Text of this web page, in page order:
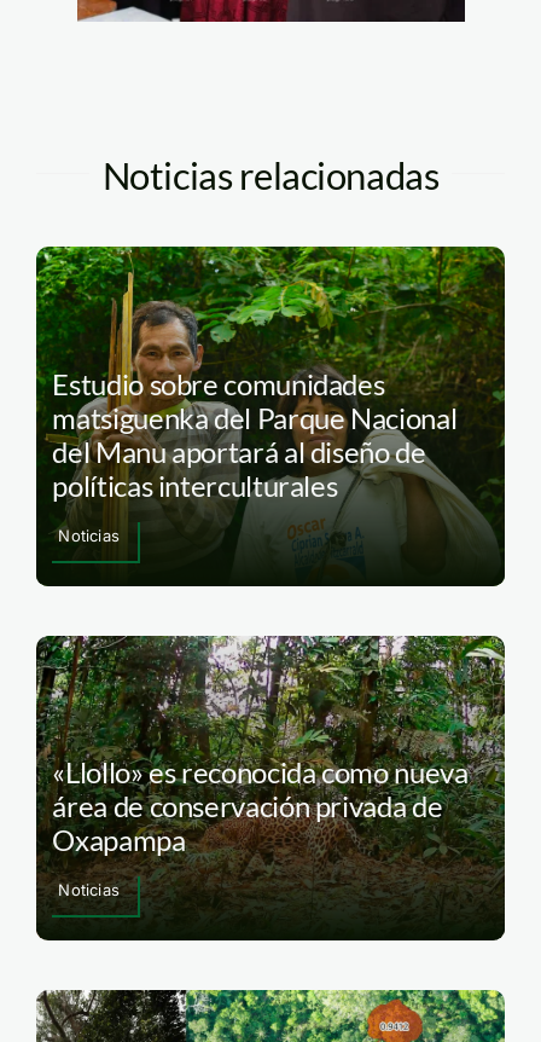
Noticias relacionadas
Estudio sobre comunidades
matsiguenka del Parque Nacional
del Manu aportará al diseño de
políticas interculturales
Noticias
«Llollo» es reconocida como nueva
área de conservación privada de
Oxapampa
Noticias